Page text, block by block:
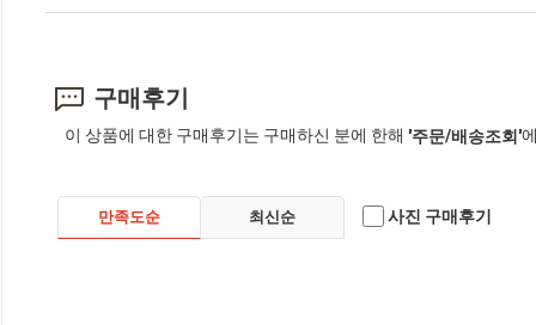
구매후기
이 상품에 대한 구매후기는 구매하신 분에 한해 '주문/배송조회'
만족도순 최신순 사진 구매후기